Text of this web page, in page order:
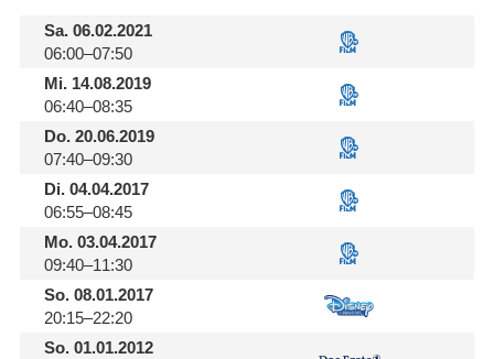
Sa.06.02.2021
06:00–07:50
Mi.14.08.2019
06:40–08:35
Do.20.06.2019
07:40–09:30
Di.04.04.2017
06:55–08:45
Mo.03.04.2017
09:40–11:30
So.08.01.2017
20:15–22:20
So.01.01.2012